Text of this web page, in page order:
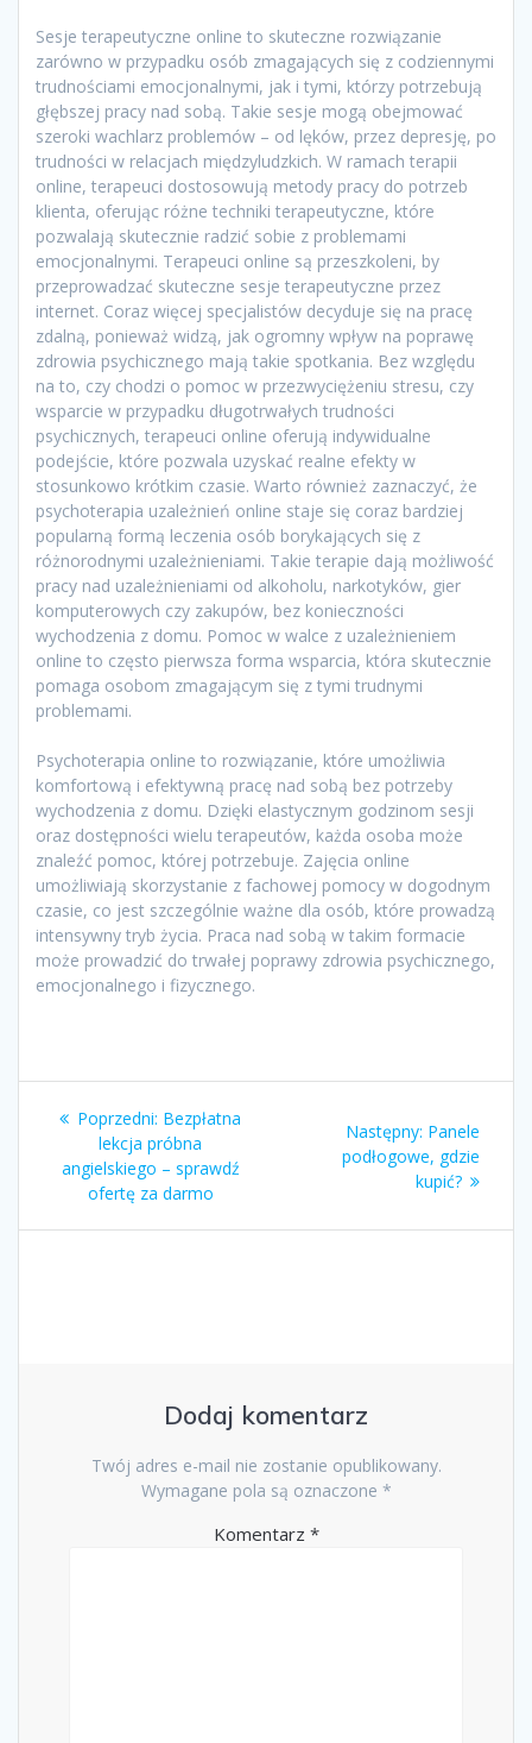
Sesje terapeutyczne online to skuteczne rozwiązanie
zarówno w przypadku osób zmagających się z codziennymi
trudnościami emocjonalnymi, jak i tymi, którzy potrzebują
głębszej pracy nad sobą. Takie sesje mogą obejmować
szeroki wachlarz problemów – od lęków, przez depresję, po
trudności w relacjach międzyludzkich. W ramach terapii
online, terapeuci dostosowują metody pracy do potrzeb
klienta, oferując różne techniki terapeutyczne, które
pozwalają skutecznie radzić sobie z problemami
emocjonalnymi. Terapeuci online są przeszkoleni, by
przeprowadzać skuteczne sesje terapeutyczne przez
internet. Coraz więcej specjalistów decyduje się na pracę
zdalną, ponieważ widzą, jak ogromny wpływ na poprawę
zdrowia psychicznego mają takie spotkania. Bez względu
na to, czy chodzi o pomoc w przezwyciężeniu stresu, czy
wsparcie w przypadku długotrwałych trudności
psychicznych, terapeuci online oferują indywidualne
podejście, które pozwala uzyskać realne efekty w
stosunkowo krótkim czasie. Warto również zaznaczyć, że
psychoterapia uzależnień online staje się coraz bardziej
popularną formą leczenia osób borykających się z
różnorodnymi uzależnieniami. Takie terapie dają możliwość
pracy nad uzależnieniami od alkoholu, narkotyków, gier
komputerowych czy zakupów, bez konieczności
wychodzenia z domu. Pomoc w walce z uzależnieniem
online to często pierwsza forma wsparcia, która skutecznie
pomaga osobom zmagającym się z tymi trudnymi
problemami.
Psychoterapia online to rozwiązanie, które umożliwia
komfortową i efektywną pracę nad sobą bez potrzeby
wychodzenia z domu. Dzięki elastycznym godzinom sesji
oraz dostępności wielu terapeutów, każda osoba może
znaleźć pomoc, której potrzebuje. Zajęcia online
umożliwiają skorzystanie z fachowej pomocy w dogodnym
czasie, co jest szczególnie ważne dla osób, które prowadzą
intensywny tryb życia. Praca nad sobą w takim formacie
może prowadzić do trwałej poprawy zdrowia psychicznego,
emocjonalnego i fizycznego.
Nawigacja
wpisu
Poprzedni: Poprzedni
wpis:
Bezpłatna
lekcja próbna
angielskiego – sprawdź
ofertę za darmo
Następny: Następny
wpis:
Panele
podłogowe, gdzie
kupić?
Dodaj komentarz
Twój adres e-mail nie zostanie opublikowany.
Wymagane pola są oznaczone *
Komentarz *